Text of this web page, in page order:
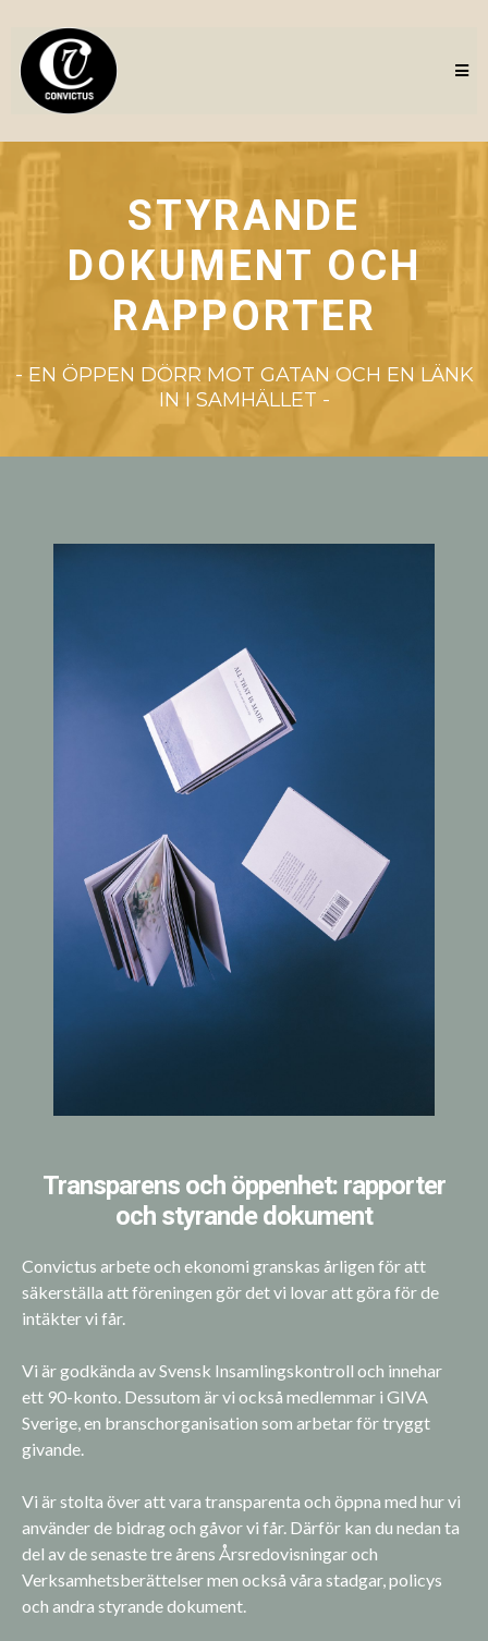
STYRANDE
DOKUMENT OCH
RAPPORTER
- EN ÖPPEN DÖRR MOT GATAN OCH EN LÄNK
IN I SAMHÄLLET -
Transparens och öppenhet: rapporter
och styrande dokument
Convictus arbete och ekonomi granskas årligen för att
säkerställa att föreningen gör det vi lovar att göra för de
intäkter vi får.
Vi är godkända av Svensk Insamlingskontroll och innehar
ett 90-konto. Dessutom är vi också medlemmar i GIVA
Sverige, en branschorganisation som arbetar för tryggt
givande.
Vi är stolta över att vara transparenta och öppna med hur vi
använder de bidrag och gåvor vi får. Därför kan du nedan ta
del av de senaste tre årens Årsredovisningar och
Verksamhetsberättelser men också våra stadgar, policys
och andra styrande dokument.